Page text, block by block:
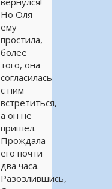
Но Оля
ему
простила,
более
того, она
согласилась
с ним
встретиться,
а он не
пришел.
Прождала
его почти
два часа.
Разозлившись,